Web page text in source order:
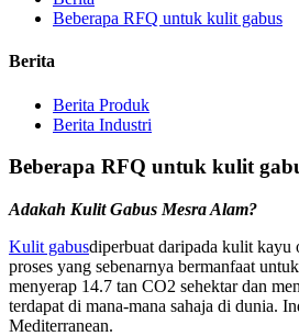
Beberapa RFQ untuk kulit gabus
Berita
Berita Produk
Berita Industri
Beberapa RFQ untuk kulit
Adakah Kulit Gabus Mesra Alam?
Kulit gabusdiperbuat daripada kulit kayu
proses yang sebenarnya bermanfaat
menyerap 14.7 tan CO2 sehektar dan
terdapat di mana-mana sahaja di dunia.
Mediterranean.